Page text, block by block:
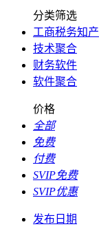
分类筛选
工商税务知产
技术聚合
财务软件
软件聚合
价格
全部
免费
付费
SVIP免费
SVIP优惠
发布日期